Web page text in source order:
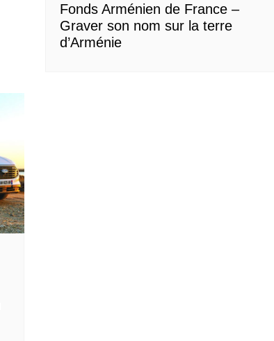
Fonds Arménien de France –
Graver son nom sur la terre
d’Arménie